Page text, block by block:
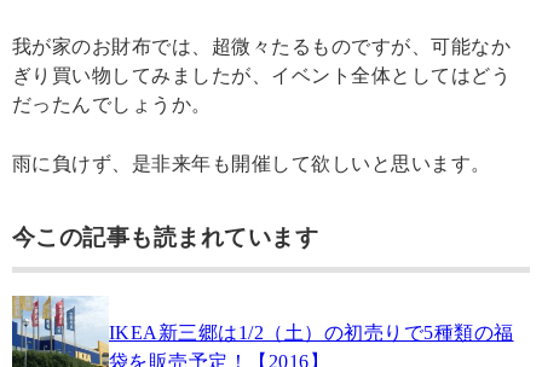
我が家のお財布では、超微々たるものですが、可能なか
ぎり買い物してみましたが、イベント全体としてはどう
だったんでしょうか。
雨に負けず、是非来年も開催して欲しいと思います。
今この記事も読まれています
IKEA新三郷は1/2（土）の初売りで5種類の福
袋を販売予定！【2016】